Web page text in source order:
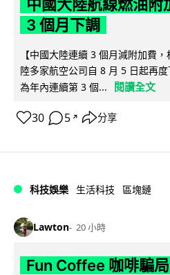
中國大陸航線燃油附
3 個月下調
【中國大陸連續 3 個月減附加費
陸多家航空公司自 8 月 5 日起再
為年內連續第 3 個...
閱讀全文
30 5 ↗ 分享
科技娛樂 生活科技 區塊鏈
Lawton 20 小時
Fun Coffee 咖啡騙